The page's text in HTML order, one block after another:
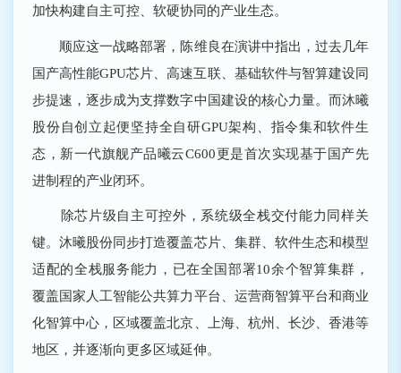
加快构建自主可控、软硬协同的产业生态。
顺应这一战略部署，陈维良在演讲中指出，过去几年
国产高性能GPU芯片、高速互联、基础软件与智算建设同
步提速，逐步成为支撑数字中国建设的核心力量。而沐曦
股份自创立起便坚持全自研GPU架构、指令集和软件生
态，新一代旗舰产品曦云C600更是首次实现基于国产先
进制程的产业闭环。
除芯片级自主可控外，系统级全栈交付能力同样关
键。沐曦股份同步打造覆盖芯片、集群、软件生态和模型
适配的全栈服务能力，已在全国部署10余个智算集群，
覆盖国家人工智能公共算力平台、运营商智算平台和商业
化智算中心，区域覆盖北京、上海、杭州、长沙、香港等
地区，并逐渐向更多区域延伸。